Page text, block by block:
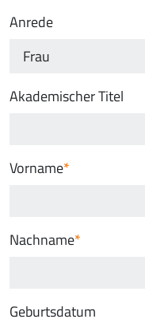
Anrede
Akademischer Titel
Vorname
Nachname
Geburtsdatum